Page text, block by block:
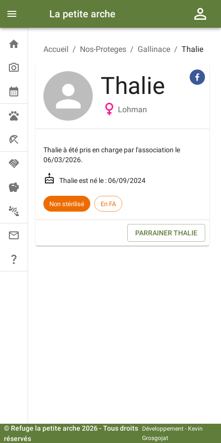
La petite arche
Accueil / Nos-Proteges / Gallinace / Thalie
Thalie
Lohman
Thalieà été pris en charge par l'association le
06/03/2026.
Thalieest né le :06/09/2024
Non stérilisé En FA
PARRAINER THALIE
© Refuge la petite arche 2026- Tous droits
réservés
Développement - Kevin
Grosgojat